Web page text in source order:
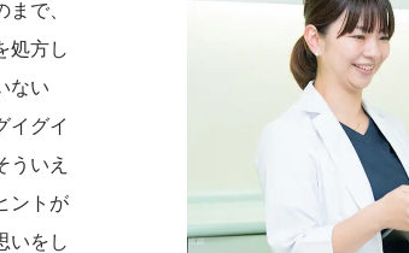
で、
処方し
ない
イグイ
ういえ
ントが
いをし